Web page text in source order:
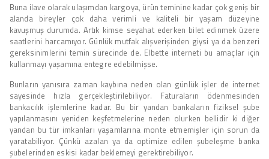
Buna ilave olarak ulaşımdan kargoya, ürün teminine kadar çok geniş bir
alanda bireyler çok daha verimli ve kaliteli bir yaşam düzeyine
kavuşmuş durumda. Artık kimse seyahat ederken bilet edinmek üzere
saatlerini harcamıyor. Günlük mutfak alışverişinden giysi ya da benzeri
gereksinimlerini temin sürecinde de. Elbette interneti bu amaçlar için
kullanmayı yaşamına entegre edebilmişse.
Bunların yanısıra zaman kaybına neden olan günlük işler de internet
sayesinde hızla gerçekleştirilebiliyor. Faturaların ödenmesinden
bankacılık işlemlerine kadar. Bu bir yandan bankaların fiziksel şube
yapılanmasını yeniden keşfetmelerine neden olurken bellidir ki diğer
yandan bu tür imkanları yaşamlarına monte etmemişler için sorun da
yaratabiliyor. Çünkü azalan ya da optimize edilen şubeleşme banka
şubelerinden eskisi kadar beklemeyi gerektirebiliyor.